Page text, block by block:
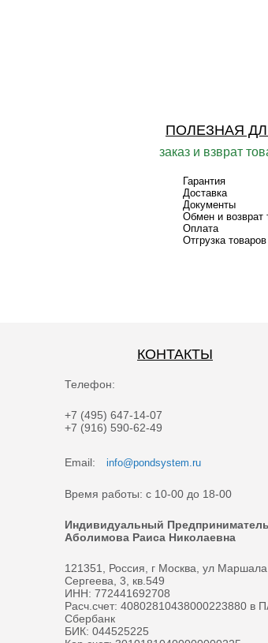
ПОЛЕЗНАЯ
заказ и взврат
Гарантия
Доставка
Документы
Обмен и возврат
Оплата
Отгрузка товаров
КОНТАКТЫ
Телефон:
+7 (495) 647-14-07
+7 (916) 590-62-49
Email: info@pondsystem.ru
Время работы: с 10-00 до 18-00
Индивидуальный Предприниматель
Аболимова Раиса Николаевна
121351, Россия, г Москва, ул Маршала
Сергеева, 3, кв.549
ИНН: 772441692708
Расч.счет: 40802810438000223880 в
Сбербанк
БИК: 044525225